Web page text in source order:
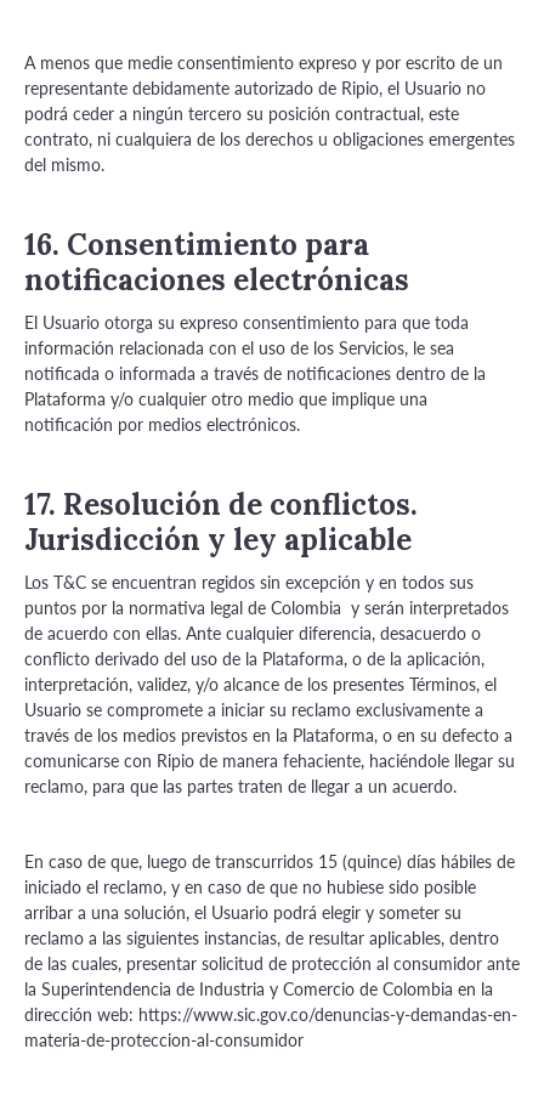
A menos que medie consentimiento expreso y por escrito de un
representante debidamente autorizado de Ripio, el Usuario no
podrá ceder a ningún tercero su posición contractual, este
contrato, ni cualquiera de los derechos u obligaciones emergentes
del mismo.
16. Consentimiento para
notificaciones electrónicas
El Usuario otorga su expreso consentimiento para que toda
información relacionada con el uso de los Servicios, le sea
notificada o informada a través de notificaciones dentro de la
Plataforma y/o cualquier otro medio que implique una
notificación por medios electrónicos.
17. Resolución de conflictos.
Jurisdicción y ley aplicable
Los T&C se encuentran regidos sin excepción y en todos sus
puntos por la normativa legal de Colombia y serán interpretados
de acuerdo con ellas. Ante cualquier diferencia, desacuerdo o
conflicto derivado del uso de la Plataforma, o de la aplicación,
interpretación, validez, y/o alcance de los presentes Términos, el
Usuario se compromete a iniciar su reclamo exclusivamente a
través de los medios previstos en la Plataforma, o en su defecto a
comunicarse con Ripio de manera fehaciente, haciéndole llegar su
reclamo, para que las partes traten de llegar a un acuerdo.
En caso de que, luego de transcurridos 15 (quince) días hábiles de
iniciado el reclamo, y en caso de que no hubiese sido posible
arribar a una solución, el Usuario podrá elegir y someter su
reclamo a las siguientes instancias, de resultar aplicables, dentro
de las cuales, presentar solicitud de protección al consumidor ante
la Superintendencia de Industria y Comercio de Colombia en la
dirección web: https://www.sic.gov.co/denuncias-y-demandas-en-
materia-de-proteccion-al-consumidor